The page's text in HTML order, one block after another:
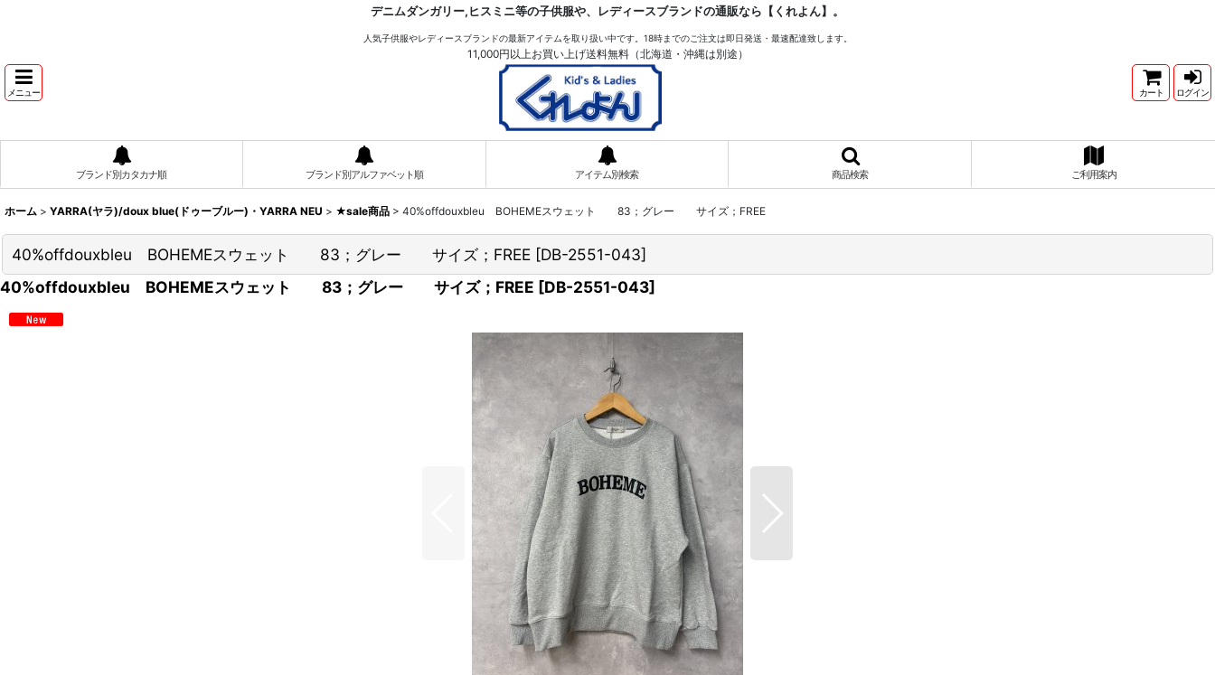
デニムダンガリー,ヒスミニ等の子供服や、レディースブランドの通販なら【くれよん】。
人気子供服やレディースブランドの最新アイテムを取り扱い中です。18時までのご注文は即日発送・最速配達致します。
11,000円以上お買い上げ送料無料（北海道・沖縄は別途）
メニュー カート ログイン
ブランド別カタカナ順 ブランド別アルファベット順 アイテム別検索 商品検索 ご利用案内
ホーム > YARRA(ヤラ)/doux blue(ドゥーブルー)・YARRA NEU > ★sale商品 > 40%offdouxbleu BOHEMEスウェット 83；グレー サイズ；FREE
40%offdouxbleu BOHEMEスウェット 83；グレー サイズ；FREE [DB-2551-043]
40%offdouxbleu BOHEMEスウェット 83；グレー サイズ；FREE [DB-2551-043]